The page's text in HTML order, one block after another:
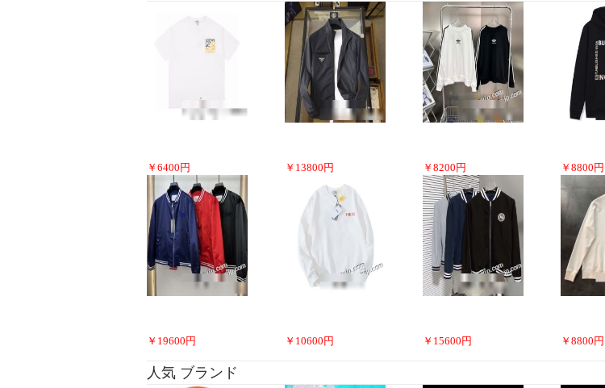
￥ 6400 円 ￥ 13800 円 ￥ 8200 円 ￥ 8800 円
￥ 19600 円 ￥ 10600 円 ￥ 15600 円 ￥ 8800 円
人気 ブランド